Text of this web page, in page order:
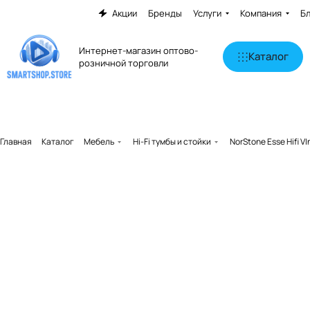
Акции Бренды Услуги Компания
Интернет-магазин оптово-
розничной торговли
Каталог
Главная Каталог Мебель Hi-Fi тумбы и стойки NorStone Esse Hifi